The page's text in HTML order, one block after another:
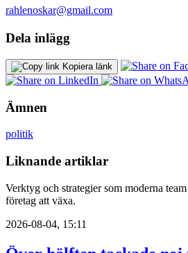
rahlenoskar@gmail.com
Dela inlägg
Kopiera länk
Ämnen
politik
Liknande artiklar
Verktyg och strategier som moderna
företag att växa.
2026-08-04, 15:11